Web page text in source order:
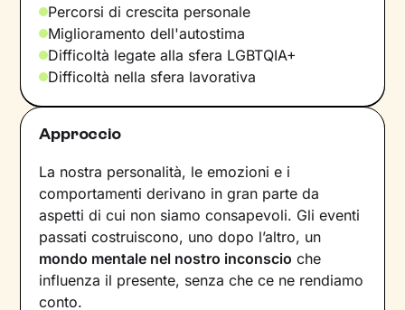
Percorsi di crescita personale
Miglioramento dell'autostima
Difficoltà legate alla sfera LGBTQIA+
Difficoltà nella sfera lavorativa
Approccio
La nostra personalità, le emozioni e i
comportamenti derivano in gran parte da
aspetti di cui non siamo consapevoli. Gli eventi
passati costruiscono, uno dopo l’altro, un
mondo mentale nel nostro inconscio che
influenza il presente, senza che ce ne rendiamo
conto.